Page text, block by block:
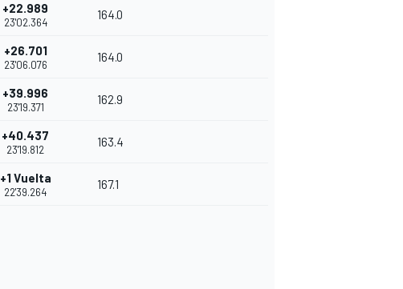
+22.989
23'02.364
164.0
+26.701
23'06.076
164.0
+39.996
23'19.371
162.9
+40.437
23'19.812
163.4
+1 Vuelta
22'39.264
167.1